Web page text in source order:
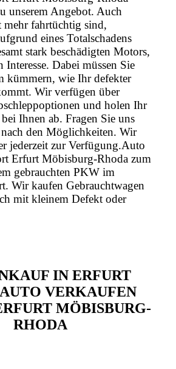
unserem Angebot. Auch
fahrtüchtig sind,
eines Totalschadens
stark beschädigten Motors,
Dabei müssen Sie
kümmern, wie Ihr defekter
Wir verfügen über
und holen Ihr
Ihnen ab. Fragen Sie uns
den Möglichkeiten. Wir
jederzeit zur Verfügung.Auto
Erfurt Möbisburg-Rhoda zum
gebrauchten PKW im
Wir kaufen Gebrauchtwagen
mit kleinem Defekt oder
IN ERFURT
VERKAUFEN
MÖBISBURG-
RHODA